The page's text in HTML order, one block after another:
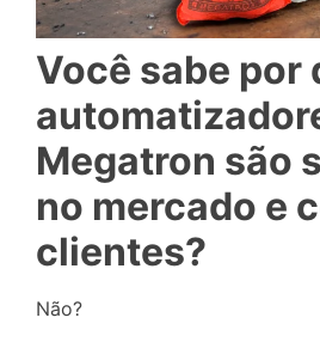
Você sabe por
Megatron são
no mercado e
clientes?
Não?